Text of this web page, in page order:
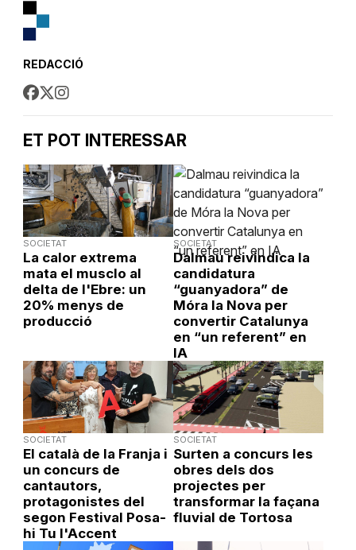
REDACCIÓ
ET POT INTERESSAR
SOCIETAT
La calor extrema
mata el musclo al
delta de l'Ebre: un
20% menys de
producció
SOCIETAT
Dalmau reivindica la
candidatura
“guanyadora” de
Móra la Nova per
convertir Catalunya
en “un referent” en
IA
SOCIETAT
El català de la Franja i
un concurs de
cantautors,
protagonistes del
segon Festival Posa-
hi Tu l'Accent
SOCIETAT
Surten a concurs les
obres dels dos
projectes per
transformar la façana
fluvial de Tortosa